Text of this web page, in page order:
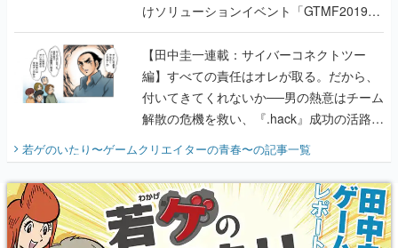
けソリューションイベント「GTMF2019」
に行って、より理解を深めよう【PR】
【田中圭一連載：サイバーコネクトツー
編】すべての責任はオレが取る。だから、
付いてきてくれないか──男の熱意はチーム
解散の危機を救い、『.hack』成功の活路を
開く。業界の快男児・松山 洋に流れる血は
『少年ジャンプ』色だった【若ゲのいた
り】
若ゲのいたり〜ゲームクリエイターの青春〜の記事一覧